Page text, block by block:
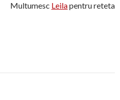
Multumesc Leilapentru reteta